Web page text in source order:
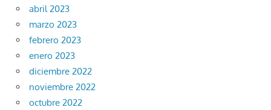
abril 2023
marzo 2023
febrero 2023
enero 2023
diciembre 2022
noviembre 2022
octubre 2022